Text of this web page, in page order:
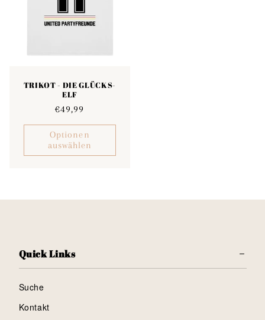
TRIKOT - DIE GLÜCKS-
ELF
Normaler
Preis
€49,99
Optionen
auswählen
Quick Links
Suche
Kontakt